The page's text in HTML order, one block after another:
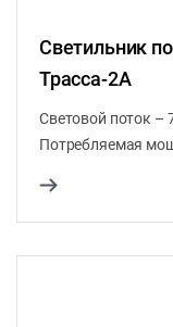
Светильник
Трасса-2А
Световой поток –
Потребляемая